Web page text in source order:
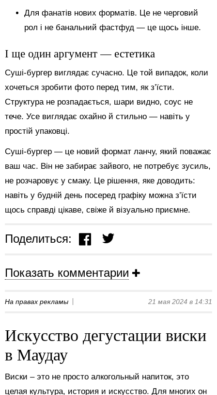
Для фанатів нових форматів. Це не черговий
рол і не банальний фастфуд — це щось інше.
І ще один аргумент — естетика
Суші-бургер виглядає сучасно. Це той випадок, коли
хочеться зробити фото перед тим, як з’їсти.
Структура не розпадається, шари видно, соус не
тече. Усе виглядає охайно й стильно — навіть у
простій упаковці.
Суші-бургер — це новий формат ланчу, який поважає
ваш час. Він не забирає зайвого, не потребує зусиль,
не розчаровує у смаку. Це рішення, яке доводить:
навіть у будній день посеред графіку можна з’їсти
щось справді цікаве, свіже й візуально приємне.
Поделиться:
Показать комментарии
На правах рекламы 21 мая 2024 в 14:31
Искусство дегустации виски
в Маудау
Виски – это не просто алкогольный напиток, это
целая культура, история и искусство. Для многих он